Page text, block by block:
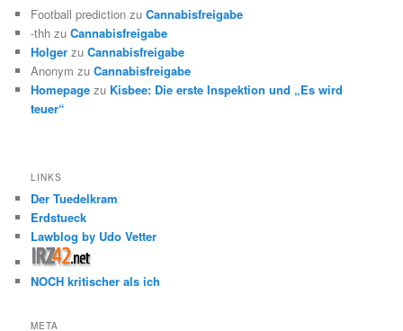
Football prediction zuCannabisfreigabe
-thh zuCannabisfreigabe
Holger zuCannabisfreigabe
Anonym zuCannabisfreigabe
Homepage zu Kisbee: Die erste Inspektion und „Es wird
teuer“
LINKS
Der Tuedelkram
Erdstueck
Lawblog by Udo Vetter
NOCH kritischer als ich
META